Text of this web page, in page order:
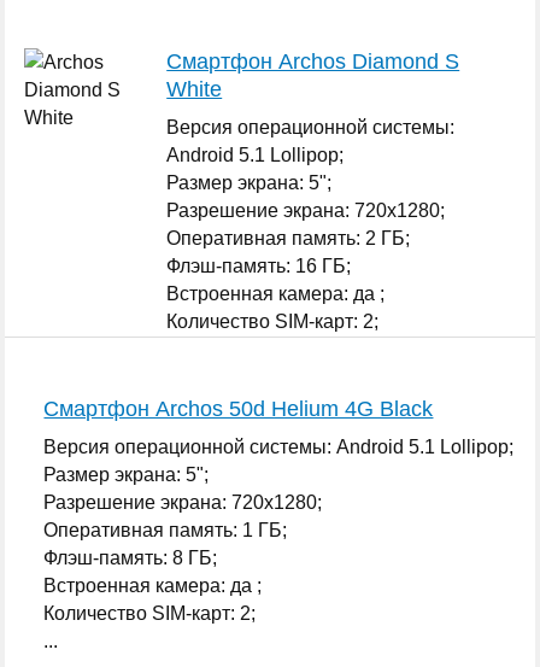
Смартфон Archos Diamond S
White
Версия операционной системы:
Android 5.1 Lollipop;
Размер экрана: 5";
Разрешение экрана: 720x1280;
Оперативная память: 2 ГБ;
Флэш-память: 16 ГБ;
Встроенная камера: да ;
Количество SIM-карт: 2;
Смартфон Archos 50d Helium 4G Black
Версия операционной системы: Android 5.1 Lollipop;
Размер экрана: 5";
Разрешение экрана: 720x1280;
Оперативная память: 1 ГБ;
Флэш-память: 8 ГБ;
Встроенная камера: да ;
Количество SIM-карт: 2;
...